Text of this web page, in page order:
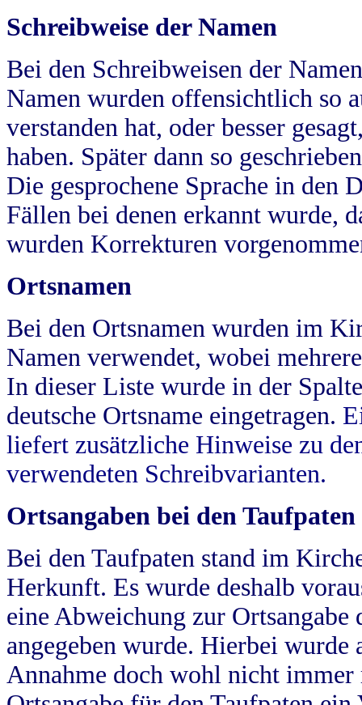
Schreibweise der Namen
Bei den Schreibweisen der
Namen wurden offensichtlich so
verstanden hat, oder besser
haben. Später dann so
Die gesprochene Sprache in
Fällen bei denen erkannt wurde,
wurden Korrekturen
Ortsnamen
Bei den Ortsnamen wurden im
Namen verwendet, wobei
In dieser Liste wurde in der
deutsche Ortsname eingetragen.
liefert zusätzliche Hinweise zu
verwendeten Schreibvarianten.
Ortsangaben bei den Taufpaten
Bei den Taufpaten stand im
Herkunft. Es wurde deshalb
eine Abweichung zur
angegeben wurde. Hierbei wurde
Annahme doch wohl nicht